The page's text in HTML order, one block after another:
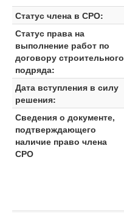
Статус члена в СРО:
Статус права на
выполнение работ по
договору строительного
подряда:
Дата вступления в силу
решения:
Сведения о документе,
подтверждающего
наличие право члена
СРО